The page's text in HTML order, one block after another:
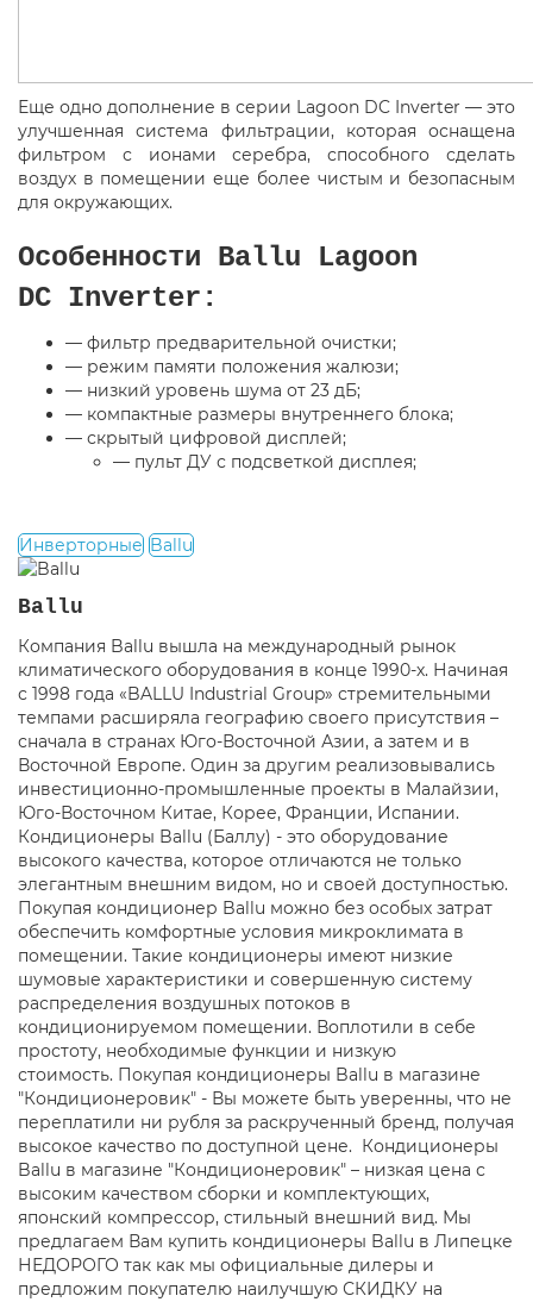
Еще одно дополнение в серии Lagoon DC Inverter — это
улучшенная система фильтрации,
которая оснащена
фильтром с ионами серебра,
способного сделать
воздух в помещении еще более чистым и безопасным
для окружающих.
Особенности Ballu Lagoon
DC Inverter:
— фильтр предварительной очистки;
— режим памяти положения жалюзи;
— низкий уровень шума от 23 дБ;
— компактные размеры внутреннего блока;
— скрытый цифровой дисплей;
— пульт ДУ с подсветкой дисплея;
Инверторные Ballu
Ballu
Компания Ballu вышла на международный рынок
климатического оборудования в конце 1990-х. Начиная
с 1998 года «BALLU Industrial Group» стремительными
темпами расширяла географию своего присутствия –
сначала в странах Юго-Восточной Азии, а затем и в
Восточной Европе. Один за другим реализовывались
инвестиционно-промышленные проекты в Малайзии,
Юго-Восточном Китае, Корее, Франции, Испании.
Кондиционеры Ballu (Баллу) - это оборудование
высокого качества, которое отличаются не только
элегантным внешним видом, но и своей доступностью.
Покупая кондиционер Ballu можно без особых затрат
обеспечить комфортные условия микроклимата в
помещении. Такие кондиционеры имеют низкие
шумовые характеристики и совершенную систему
распределения воздушных потоков в
кондиционируемом помещении. Воплотили в себе
простоту, необходимые функции и низкую
стоимость. Покупая кондиционеры Ballu в магазине
"Кондиционеровик" - Вы можете быть уверенны, что не
переплатили ни рубля за раскрученный бренд, получая
высокое качество по доступной цене. Кондиционеры
Ballu в магазине "Кондиционеровик" – низкая цена с
высоким качеством сборки и комплектующих,
японский компрессор, стильный внешний вид. Мы
предлагаем Вам купить кондиционеры Ballu в Липецке
НЕДОРОГО так как мы официальные дилеры и
предложим покупателю наилучшую СКИДКУ на